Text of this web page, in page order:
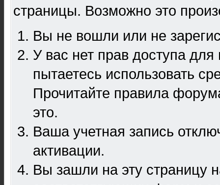
страницы. Возможно это
Вы не вошли или не
У вас нет прав доступа
пытаетесь использовать
Прочитайте правила
это.
Ваша учетная запись
активации.
Вы зашли на эту